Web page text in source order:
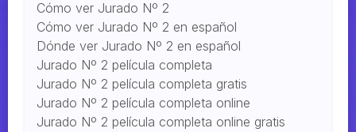
Cómo ver Jurado Nº 2
Cómo ver Jurado Nº 2 en español
Dónde ver Jurado Nº 2 en español
Jurado Nº 2 película completa
Jurado Nº 2 película completa gratis
Jurado Nº 2 película completa online
Jurado Nº 2 película completa online gratis